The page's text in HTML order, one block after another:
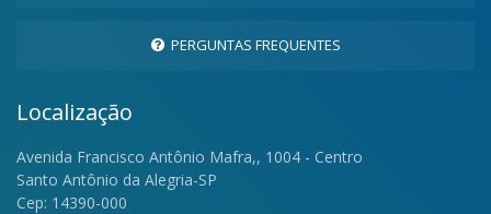
PERGUNTAS FREQUENTES
Localização
Avenida Francisco Antônio Mafra,, 1004 - Centro
Santo Antônio da Alegria-SP
Cep: 14390-000